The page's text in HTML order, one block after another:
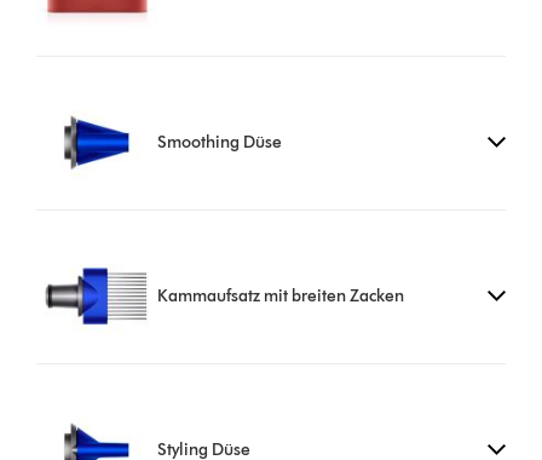
Smoothing Düse
Kammaufsatz mit breiten Zacken
Styling Düse